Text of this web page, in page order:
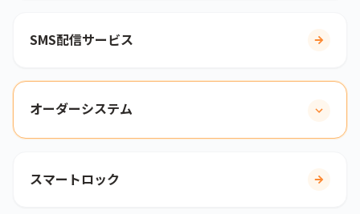
SMS配信サービス
オーダーシステム
スマートロック